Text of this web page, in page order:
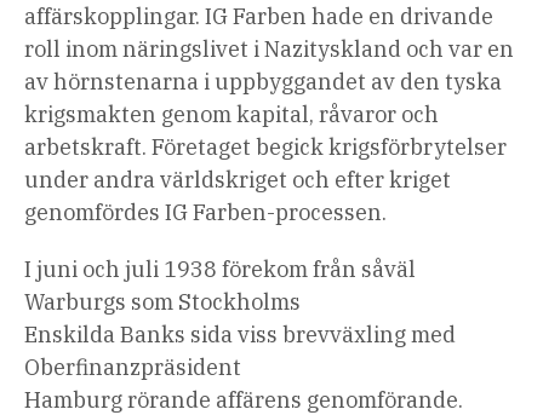
affärskopplingar. IG Farben hade en drivande
roll inom näringslivet i Nazityskland och var en
av hörnstenarna i uppbyggandet av den tyska
krigsmakten genom kapital, råvaror och
arbetskraft. Företaget begick krigsförbrytelser
under andra världskriget och efter kriget
genomfördes IG Farben-processen.
I juni och juli 1938 förekom från såväl
Warburgs som Stockholms
Enskilda Banks sida viss brevväxling med
Oberfinanzpräsident
Hamburg rörande affärens genomförande.